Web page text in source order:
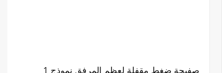
صفيحة ضغط مقفلة لعظم المرفق نموذج 1